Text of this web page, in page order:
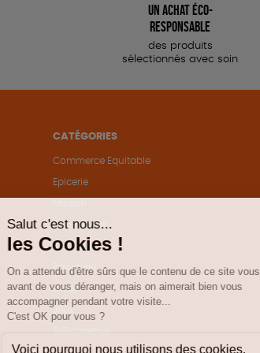
Un achat éco-
responsable
des produits
sélectionnés avec soin
CATÉGORIES
Commerce Equitable
Epicerie
Accessoires
Bien-être
Papeterie
Livres
Jeux
Solicadeaux